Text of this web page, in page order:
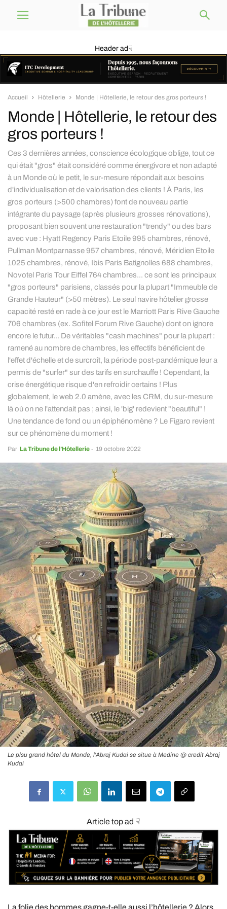
Header ad☟
Accueil Hôtellerie Monde | Hôtellerie, le retour des gros porteurs !
Monde | Hôtellerie, le retour des
gros porteurs !
Ces 3 dernières années, conscience écologique oblige, tout ce
qui était "gros" était considéré comme énergivore et non adapté
à un Monde où le petit, le sur-mesure répondait aux besoins
d'individualisation et de valorisation des clients ! À Paris, les
gros porteurs (>500 chambres) font de nouveau partie
intégrante du paysage (après plusieurs grosses rénovations),
proposant bien souvent une restauration "trendy" ou des bars
avec vue : Hyatt Regency Paris Etoile 995 chambres, rénové,
Pullman Montparnasse 957 chambres, rénové, Méridien Etoile
1025 chambres, rénové, Ibis Paris Batignolles 688 chambres,
Novotel Paris Tour Eiffel 764 chambres... ce sont les principaux
"gros porteurs" parisiens, classés pour la plupart "Immeuble de
Grande Hauteur" (>50 mètres). Le seul navire hôtelier grosse
capacité resté en rade à ce jour est le Marriott Paris Rive Gauche
706 chambres (ex. Sofitel Forum Rive Gauche) dont on ignore
encore le futur... De véritables "cash machines" pour la plupart :
ramené au nombre de chambres, les effectifs bénéficient de
l'effet d'échelle et de surcroît, la période post-pandémique leur a
permis de "surfer" sur des tarifs en surchauffe ! Cependant, la
crise énergétique risque d'en refroidir certains ! Plus
globalement, le web 2.0 amène, avec les CRM, du sur-mesure
là où on ne l'attendait pas ; ainsi, le 'big' redevient "beautiful" !
Une tendance de fond ou un épiphénomène ? Le Figaro revient
sur ce phénomène du moment !
Par La Tribune de l’Hôtellerie - 19 octobre 2022
Le plsu grand hôtel du Monde, l'Abraj Kudai se situe à Medine @ credit Abraj
Kudai
Article top ad ☟
La folie des hommes gagne-t-elle aussi l’hôtellerie ? Alors